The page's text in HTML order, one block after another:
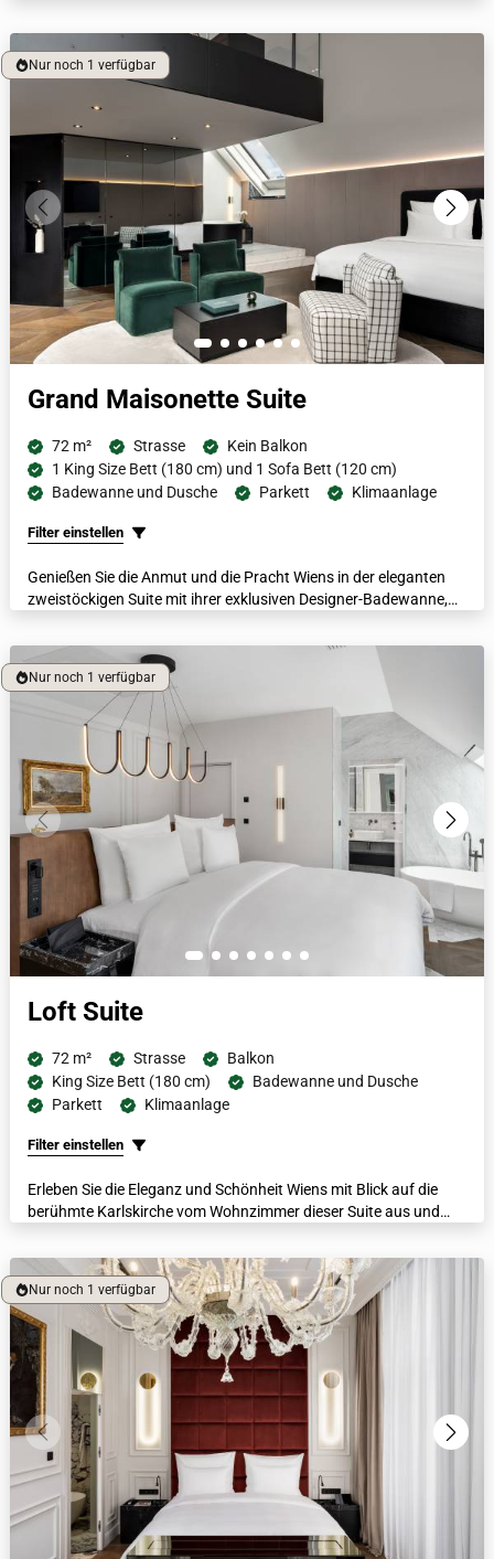
zweistöckige Suite bietet ein italienisches Marmorbad, luxuriöse
Bademäntel, beheizte Böden und eine Nespresso-Maschine.
Nur noch 1 verfügbar
Grand Maisonette Suite
72 m² Strasse
Kein Balkon
1 King Size Bett (180 cm) und 1 Sofa Bett (120 cm)
Badewanne und Dusche
Parkett Klimaanlage
Filter einstellen
Genießen Sie die Anmut und die Pracht Wiens in der eleganten
zweistöckigen Suite mit ihrer exklusiven Designer-Badewanne,
einem pittoresken Fenster befindet. Der Blick auf die Dächer der
Stadt wird die Gäste inspirieren und sie können sich mit
luxuriösen Bademänteln, beheizten Böden und einer Nespresso
Maschine verwöhnen lassen.
Nur noch 1 verfügbar
Loft Suite
72 m² Strasse
Balkon
King Size Bett (180 cm)
Badewanne und Dusche
Parkett
Klimaanlage
Filter einstellen
Erleben Sie die Eleganz und Schönheit Wiens mit Blick auf die
berühmte Karlskirche vom Wohnzimmer dieser Suite aus und
Neben der unglaublichen Aussicht ist diese großzügige Suite mit
ihrem begehbaren Kleiderschrank, dem italienischen Marmorbad
und der freistehenden Badewanne, die sich direkt unter einem
pittoresken Fenster befindet, der Inbegriff von Luxus. Luxuriöse
Bademäntel, beheizte Fußböden und eine Nespresso-
Kaffeemaschine lassen die Gäste im wahren Wiener Luxus und
Stil schwelgen.
Nur noch 1 verfügbar